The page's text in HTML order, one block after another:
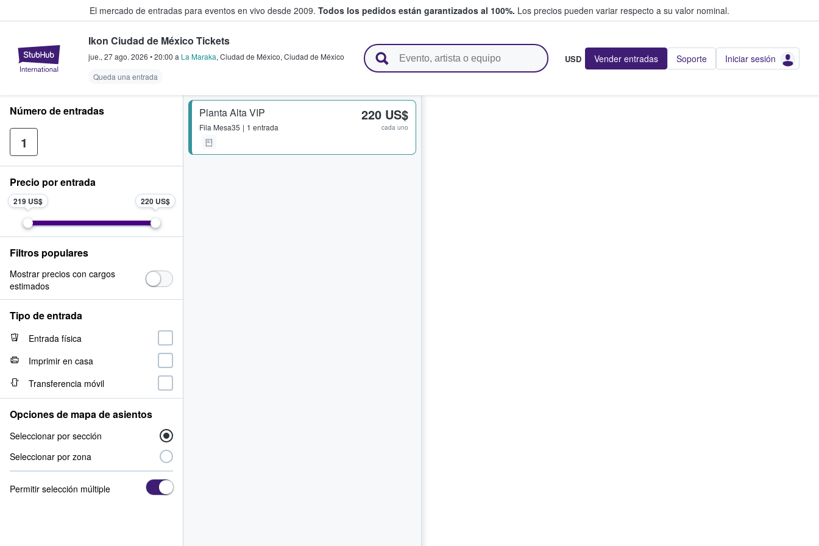
El mercado de entradas para eventos en vivo desde 2009. Todos los pedidos están garantizados al 100%. Los precios pueden variar respecto a su valor nominal.
StubHub: compra y venta de entradas entre fans
Ikon Ciudad de México Tickets
jue., 27 ago. 2026 •20:00 a La Maraka, Ciudad de México, Ciudad de México
Queda una entrada
USD Vender entradas Soporte Iniciar sesión
Planta Alta VIP
Fila Mesa35 1 entrada
220 US$
cada uno
Número de entradas
1
Precio por entrada
219 US$ 220 US$
Filtros populares
Mostrar precios con cargos
estimados
Tipo de entrada
Entrada física
Imprimir en casa
Transferencia móvil
Opciones de mapa de asientos
Seleccionar por sección
Seleccionar por zona
Permitir selección múltiple